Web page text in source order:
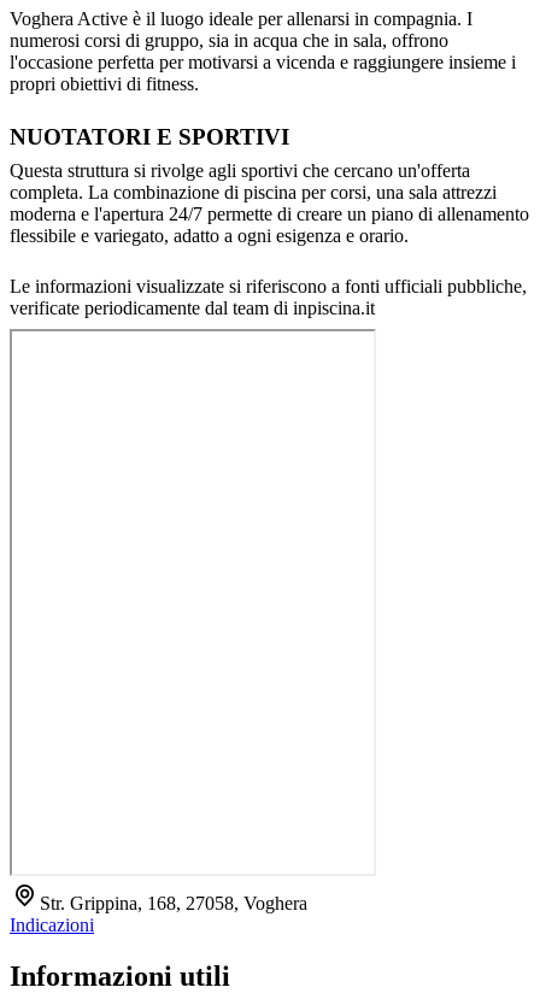
Voghera Active è il luogo ideale per allenarsi in compagnia. I
numerosi corsi di gruppo, sia in acqua che in sala, offrono
l'occasione perfetta per motivarsi a vicenda e raggiungere insieme i
propri obiettivi di fitness.
NUOTATORI E SPORTIVI
Questa struttura si rivolge agli sportivi che cercano un'offerta
completa. La combinazione di piscina per corsi, una sala attrezzi
moderna e l'apertura 24/7 permette di creare un piano di allenamento
flessibile e variegato, adatto a ogni esigenza e orario.
Le informazioni visualizzate si riferiscono a fonti ufficiali pubbliche,
verificate periodicamente dal team di inpiscina.it
Str. Grippina, 168, 27058, Voghera
Indicazioni
Informazioni utili